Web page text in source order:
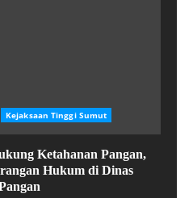
Kejaksaan Tinggi Sumut
Ketahanan Pangan,
Hukum di Dinas